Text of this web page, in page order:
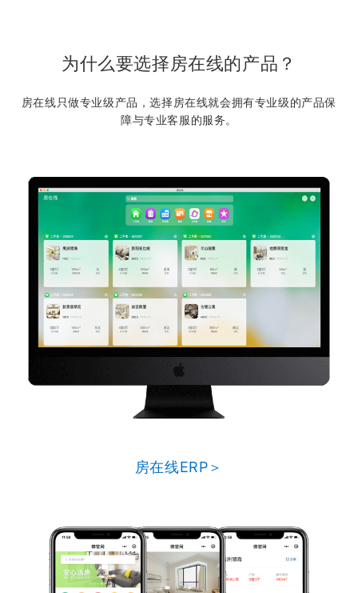
为什么要选择房在线的产品？
房在线只做专业级产品，选择房在线就会拥有专业级的产品保
障与专业客服的服务。
房在线ERP＞